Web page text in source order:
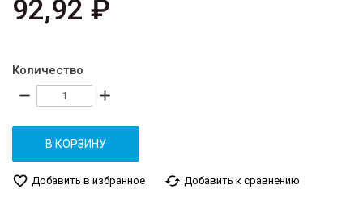
92,92 ₽
Количество
remove add
В КОРЗИНУ
favorite_border Добавить в избранное cached Добавить к сравнению